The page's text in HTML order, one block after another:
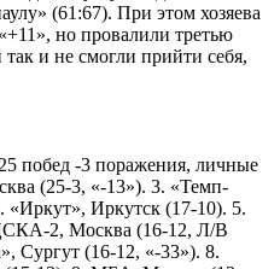
(61:67). При этом хозяева
но провалили третью
и не смогли прийти себя,
побед -3 поражения, личные
(25-3, «-13»). 3. «Темп-
Иркутск (17-10). 5.
2, Москва (16-12, Л/В
Сургут (16-12, «-33»). 8.